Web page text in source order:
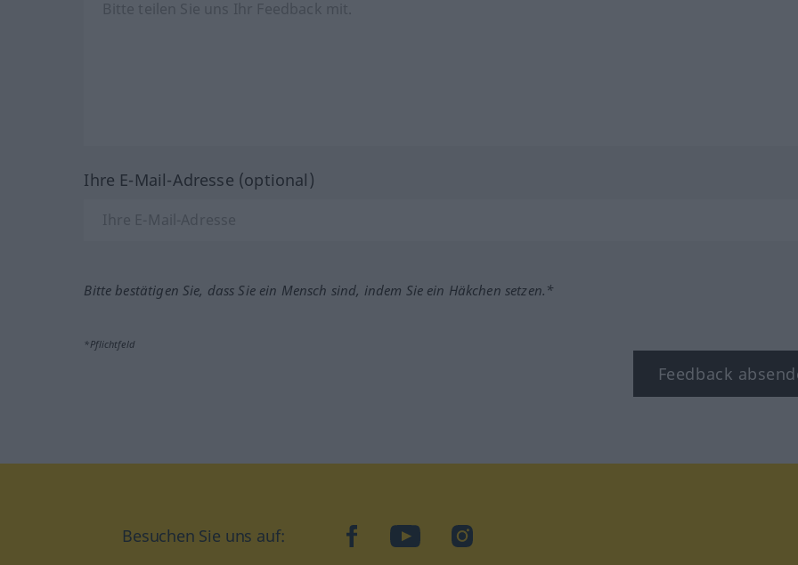
Ihre E-Mail-Adresse (optional)
Bitte bestätigen Sie, dass Sie ein Mensch sind, indem Sie ein Häkchen setzen.*
*Pflichtfeld
Feedback
Besuchen Sie uns auf: facebookYouTubeInstagram